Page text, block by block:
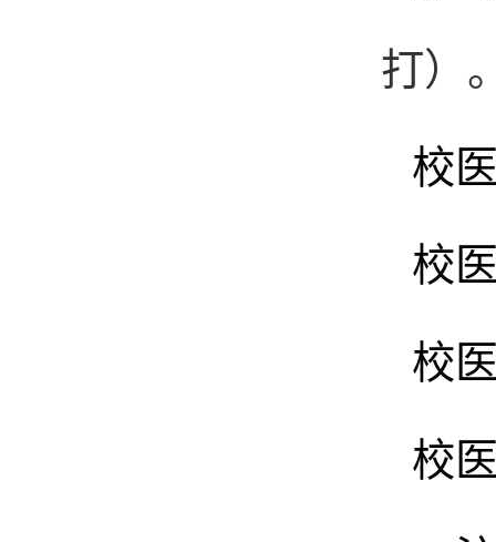
打）
校
校
校
校